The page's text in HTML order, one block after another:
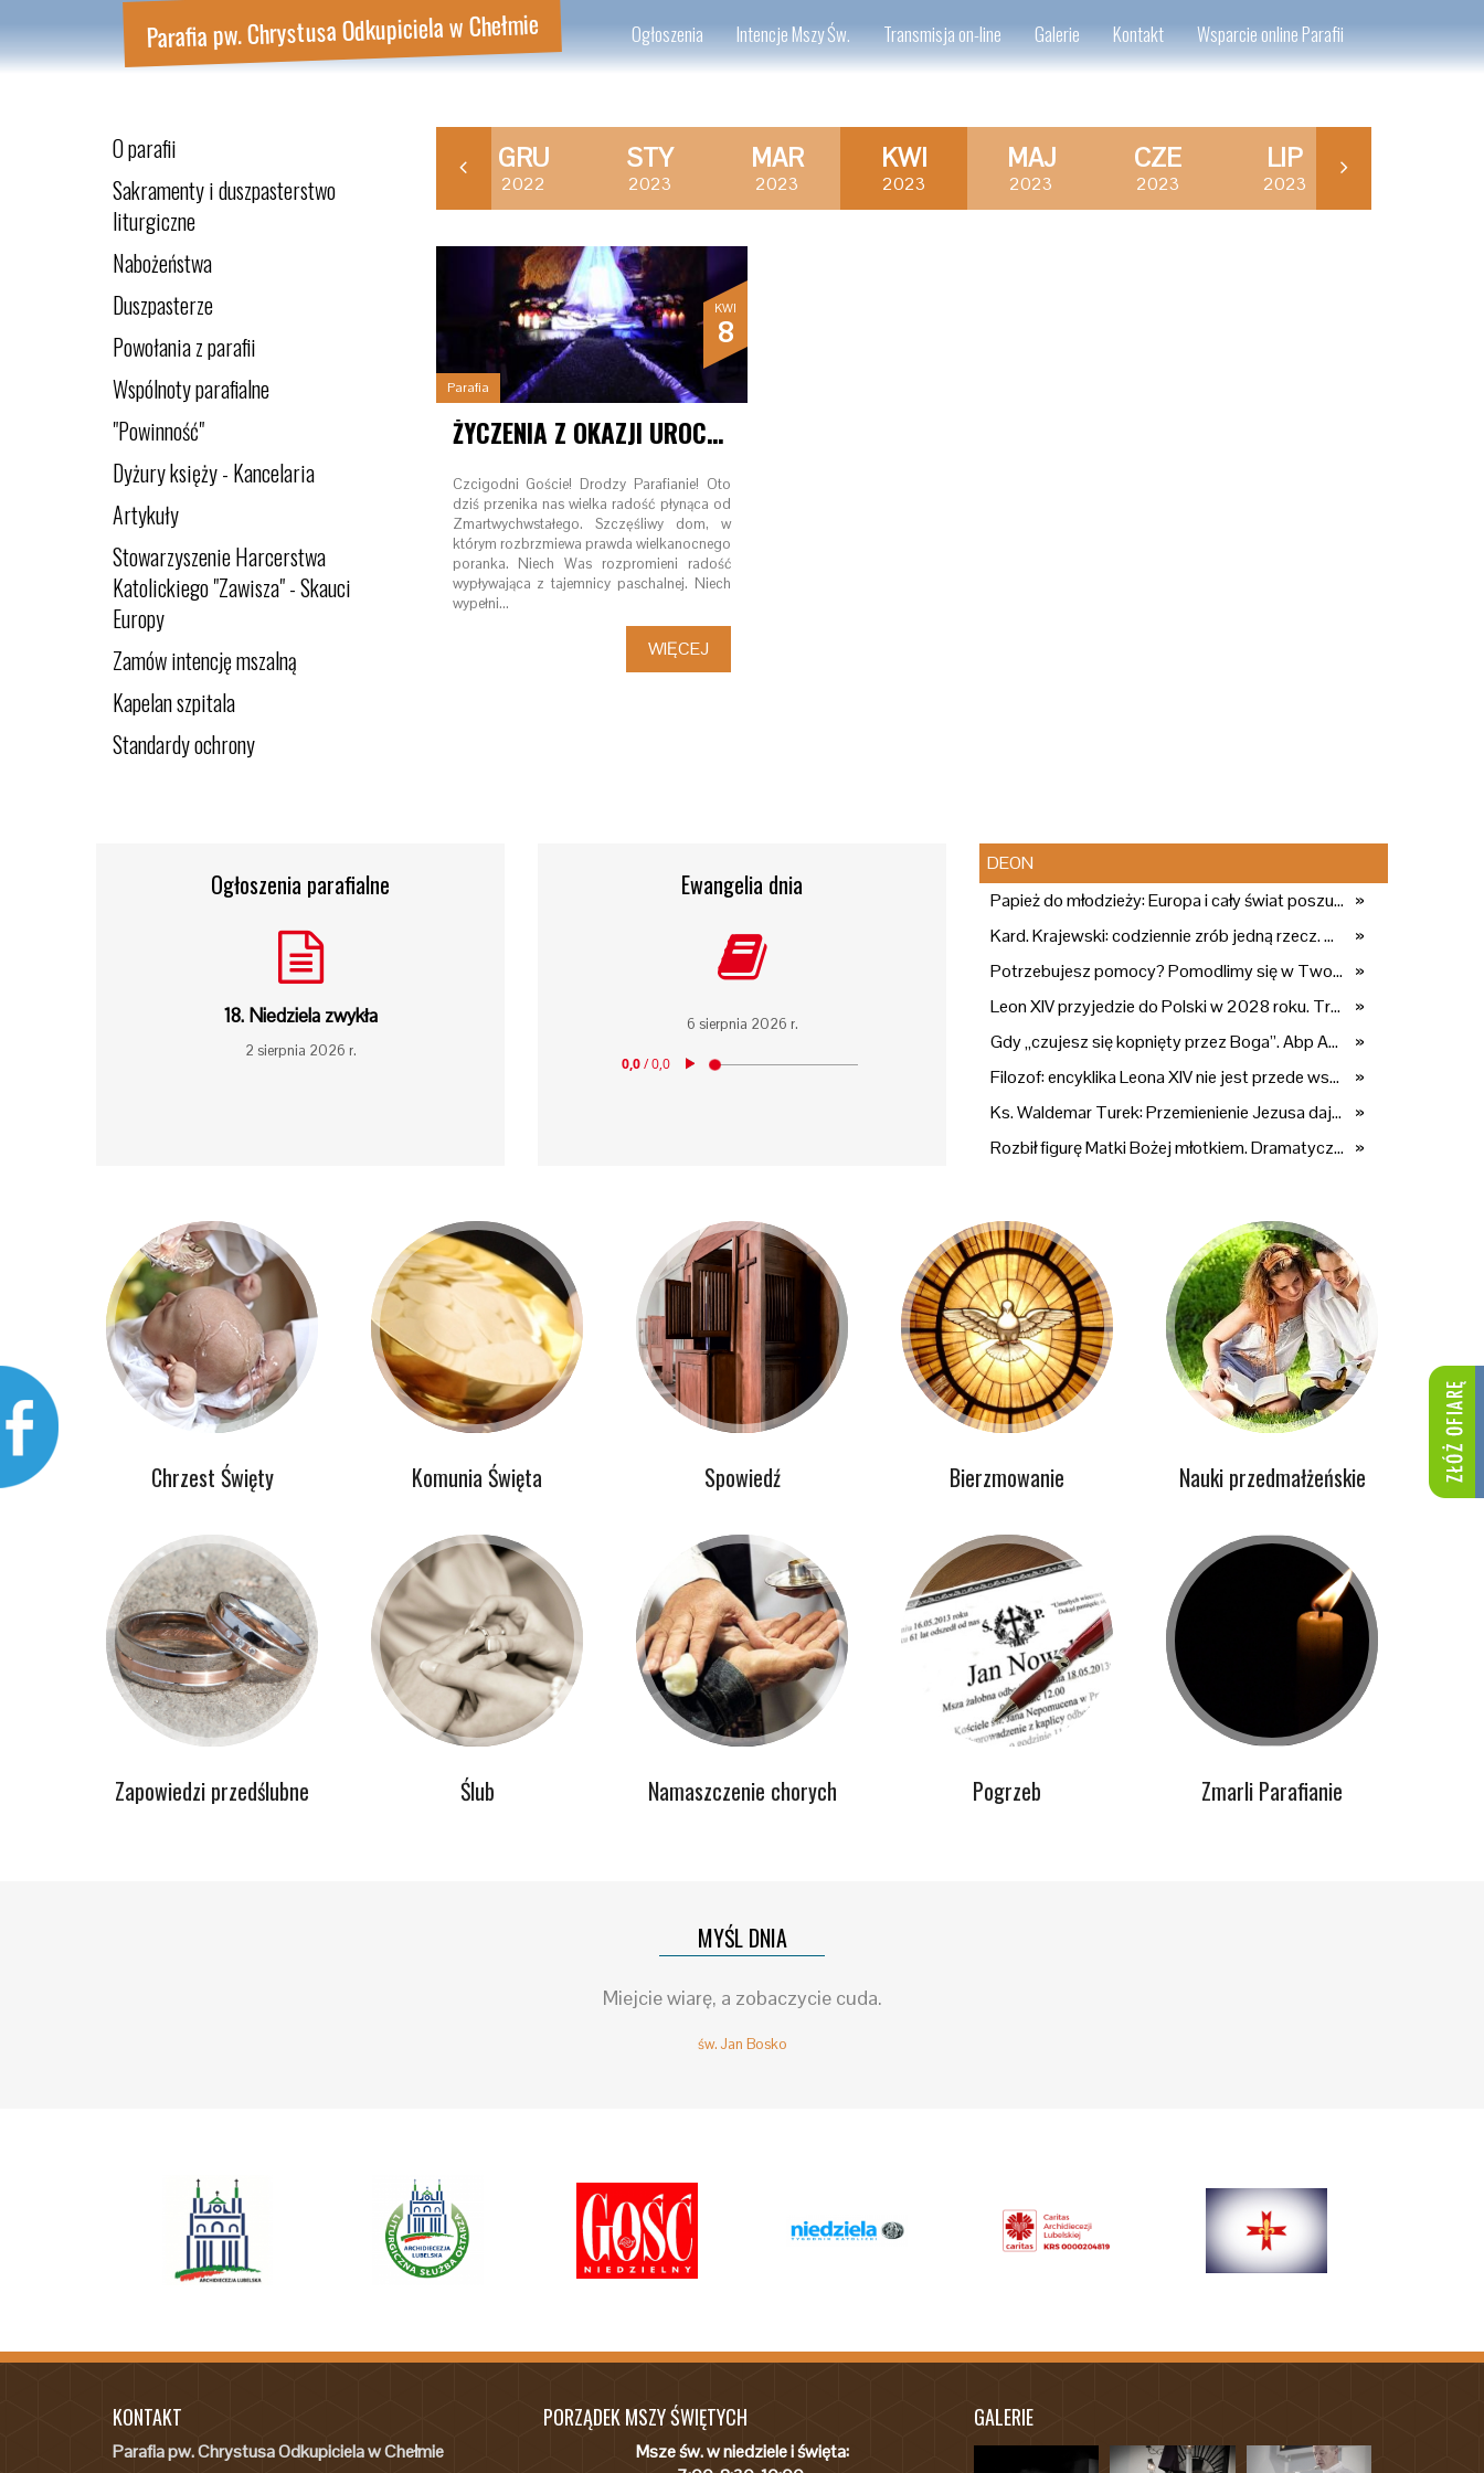
Parafia pw. Chrystusa Odkupiciela w Chełmie Ogłoszenia Intencje Mszy Św. Transmisja on-line Galerie Kontakt Wsparcie online Parafii
O parafii
Sakramenty i duszpasterstwo
liturgiczne
Nabożeństwa
Duszpasterze
Powołania z parafii
Wspólnoty parafialne
"Powinność"
Dyżury księży - Kancelaria
Artykuły
Stowarzyszenie Harcerstwa
Katolickiego "Zawisza" - Skauci
Europy
Zamów intencję mszalną
Kapelan szpitala
Standardy ochrony
MAJ
2022 2022
GRU
2022
STY
2023
MAR
2023
KWI
2023
MAJ
2023
CZE
2023
LIP
2023
KWI
8
Parafia
ŻYCZENIA Z OKAZJI UROCZYSTOŚCI ZMARTWYCHWSTANIA PAŃSKIEGO
Czcigodni Goście! Drodzy Parafianie! Oto
dziś przenika nas wielka radość płynąca od
Zmartwychwstałego. Szczęśliwy dom, w
którym rozbrzmiewa prawda wielkanocnego
poranka. Niech Was rozpromieni radość
wypływająca z tajemnicy paschalnej. Niech
wypełni…
WIĘCEJ
Ogłoszenia parafialne
18. Niedziela zwykła
2 sierpnia 2026 r.
Ewangelia dnia
6 sierpnia 2026 r.
DEON
»
Papież do młodzieży: Europa i cały świat poszukują pośród was nowych świętych
»
Kard. Krajewski: codziennie zrób jedną rzecz. Zobaczysz, co stanie się z twoim życiem
»
Potrzebujesz pomocy? Pomodlimy się w Twojej intencji
»
Leon XIV przyjedzie do Polski w 2028 roku. Trwają przygotowania do papieskiej pielgrzymki
»
Gdy „czujesz się kopnięty przez Boga”. Abp Adrian Galbas: Pan Bóg nie zabierze szpili
»
Filozof: encyklika Leona XIV nie jest przede wszystkim o sztucznej inteligencji
»
Ks. Waldemar Turek: Przemienienie Jezusa daje siłę do pokonywania przeciwności
»
Rozbił figurę Matki Bożej młotkiem. Dramatyczne nagranie w sieci
Chrzest Święty Komunia Święta Spowiedź Bierzmowanie Nauki przedmałżeńskie
Zapowiedzi przedślubne Ślub Namaszczenie chorych Pogrzeb Zmarli Parafianie
MYŚL DNIA
Miejcie wiarę, a zobaczycie cuda.
św. Jan Bosko
KONTAKT
Parafia pw. Chrystusa Odkupiciela w Chełmie
PORZĄDEK MSZY ŚWIĘTYCH
Msze św. w niedziele i święta:
GALERIE